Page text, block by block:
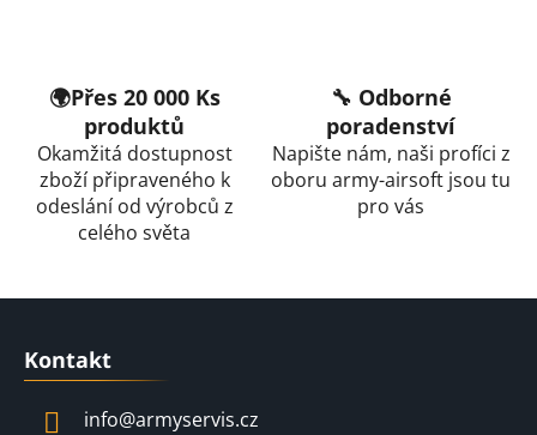
y
v
ý
u
🌍Přes 20 000 Ks
produktů
Okamžitá dostupnost
zboží připraveného k
odeslání od výrobců z
celého světa
🔧 Odborné
poradenství
Napište nám, naši profíci z
oboru army-airsoft jsou tu
pro vás
Z
Kontakt
info@armyservis.cz